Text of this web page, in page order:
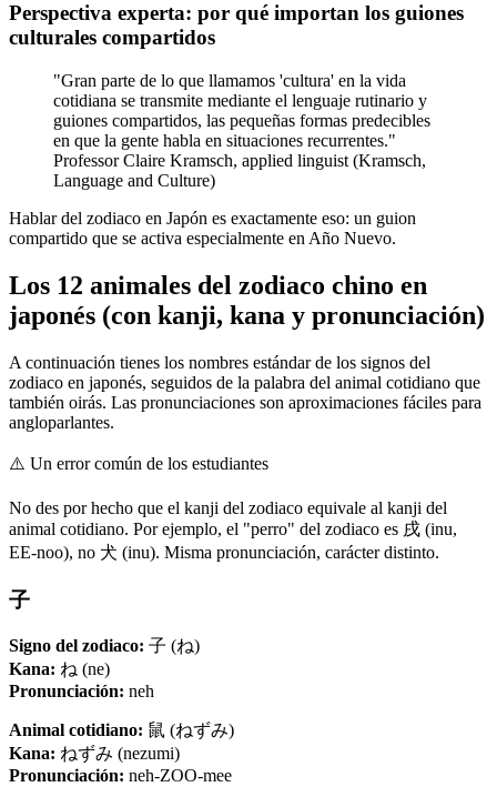
Perspectiva experta: por qué importan los guiones
culturales compartidos
"Gran parte de lo que llamamos 'cultura' en la vida
cotidiana se transmite mediante el lenguaje rutinario y
guiones compartidos, las pequeñas formas predecibles
en que la gente habla en situaciones recurrentes."
Professor Claire Kramsch, applied linguist (Kramsch,
Language and Culture)
Hablar del zodiaco en Japón es exactamente eso: un guion
compartido que se activa especialmente en Año Nuevo.
Los 12 animales del zodiaco chino en
japonés (con kanji, kana y pronunciación)
A continuación tienes los nombres estándar de los signos del
zodiaco en japonés, seguidos de la palabra del animal cotidiano que
también oirás. Las pronunciaciones son aproximaciones fáciles para
angloparlantes.
⚠️ Un error común de los estudiantes
No des por hecho que el kanji del zodiaco equivale al kanji del
animal cotidiano. Por ejemplo, el "perro" del zodiaco es 戌 (inu,
EE-noo), no 犬 (inu). Misma pronunciación, carácter distinto.
子
Signo del zodiaco: 子 (ね)
Kana: ね (ne)
Pronunciación: neh
Animal cotidiano: 鼠 (ねずみ)
Kana: ねずみ (nezumi)
Pronunciación: neh-ZOO-mee